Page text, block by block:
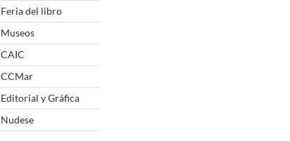
Feria del libro
Museos
CAIC
CCMar
Editorial y Gráfica
Nudese